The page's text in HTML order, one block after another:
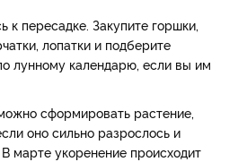
к пересадке. Закупите горшки,
лопатки и подберите
лунному календарю, если вы им
сформировать растение,
оно сильно разрослось и
марте укоренение происходит